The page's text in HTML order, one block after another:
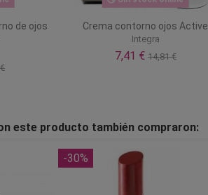
de ojos
Crema contorno ojos Active
Integra
7,41 € 14,81 €
este producto también compraron:
-30%